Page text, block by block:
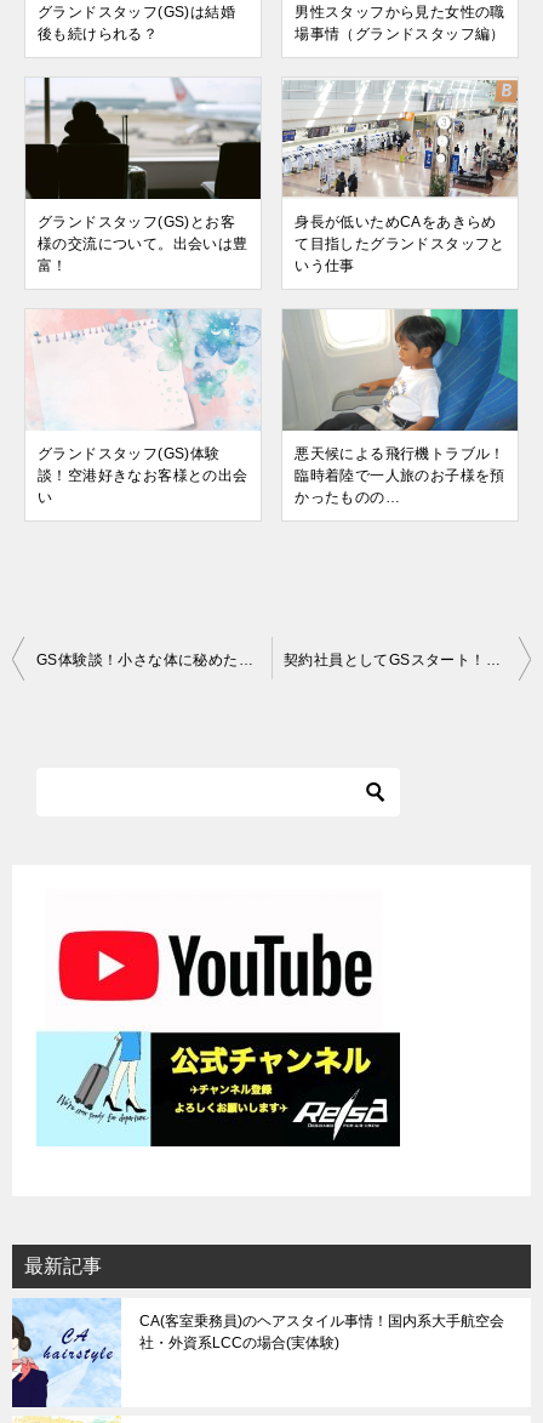
グランドスタッフ(GS)は結婚
後も続けられる？
男性スタッフから見た女性の職
場事情（グランドスタッフ編）
グランドスタッフ(GS)とお客
様の交流について。出会いは豊
富！
身長が低いためCAをあきらめ
て目指したグランドスタッフと
いう仕事
グランドスタッフ(GS)体験
談！空港好きなお客様との出会
い
悪天候による飛行機トラブル！
臨時着陸で一人旅のお子様を預
かったものの…
投
GS体験談！小さな体に秘めた思いに感動！お子様だけの飛行機旅行 契約社員としてGSスタート！外資系航空会社の社員になるための道のり
最新記事
CA(客室乗務員)のヘアスタイル事情！国内系大手航空会
社・外資系LCCの場合(実体験)